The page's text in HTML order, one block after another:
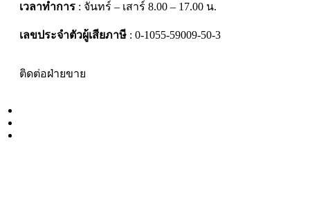
เวลาทำการ : จันทร์ – เสาร์ 8.00 – 17.00 น.
เลขประจำตัวผู้เสียภาษี : 0-1055-59009-50-3
ติดต่อฝ่ายขาย